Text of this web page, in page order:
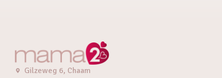
Gilzeweg 6, Chaam